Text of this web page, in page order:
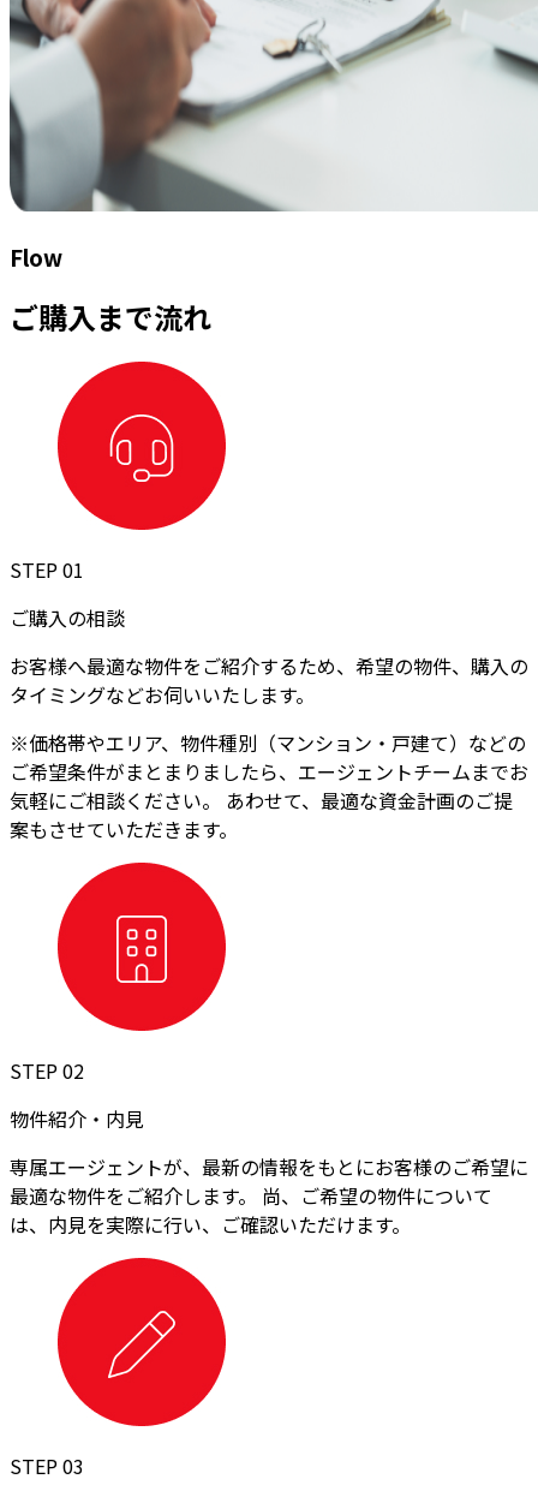
Flow
ご購入まで流れ
STEP 01
ご購入の相談
お客様へ最適な物件をご紹介するため、希望の物件、購入の
タイミングなどお伺いいたします。
※価格帯やエリア、物件種別（マンション・戸建て）などの
ご希望条件がまとまりましたら、エージェントチームまでお
気軽にご相談ください。 あわせて、最適な資金計画のご提
案もさせていただきます。
STEP 02
物件紹介・内見
専属エージェントが、最新の情報をもとにお客様のご希望に
最適な物件をご紹介します。 尚、ご希望の物件について
は、内見を実際に行い、ご確認いただけます。
STEP 03